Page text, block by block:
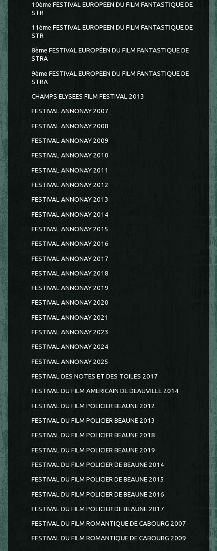
10ème FESTIVAL EUROPEEN DU FILM FANTASTIQUE DE
STR
11ème FESTIVAL EUROPEEN DU FILM FANTASTIQUE DE
STR
8ème FESTIVAL EUROPÉEN DU FILM FANTASTIQUE DE
STRA
9ème FESTIVAL EUROPEEN DU FILM FANTASTIQUE DE
STRA
CHAMPS ELYSEES FILM FESTIVAL 2013
FESTIVAL ANNONAY 2007
FESTIVAL ANNONAY 2008
FESTIVAL ANNONAY 2009
FESTIVAL ANNONAY 2010
FESTIVAL ANNONAY 2011
FESTIVAL ANNONAY 2012
FESTIVAL ANNONAY 2013
FESTIVAL ANNONAY 2014
FESTIVAL ANNONAY 2015
FESTIVAL ANNONAY 2016
FESTIVAL ANNONAY 2017
FESTIVAL ANNONAY 2018
FESTIVAL ANNONAY 2019
FESTIVAL ANNONAY 2020
FESTIVAL ANNONAY 2021
FESTIVAL ANNONAY 2023
FESTIVAL ANNONAY 2024
FESTIVAL ANNONAY 2025
FESTIVAL DES NOTES ET DES TOILES 2017
FESTIVAL DU FILM AMERICAIN DE DEAUVILLE 2014
FESTIVAL DU FILM POLICIER BEAUNE 2012
FESTIVAL DU FILM POLICIER BEAUNE 2013
FESTIVAL DU FILM POLICIER BEAUNE 2018
FESTIVAL DU FILM POLICIER BEAUNE 2019
FESTIVAL DU FILM POLICIER DE BEAUNE 2014
FESTIVAL DU FILM POLICIER DE BEAUNE 2015
FESTIVAL DU FILM POLICIER DE BEAUNE 2016
FESTIVAL DU FILM POLICIER DE BEAUNE 2017
FESTIVAL DU FILM ROMANTIQUE DE CABOURG 2007
FESTIVAL DU FILM ROMANTIQUE DE CABOURG 2009